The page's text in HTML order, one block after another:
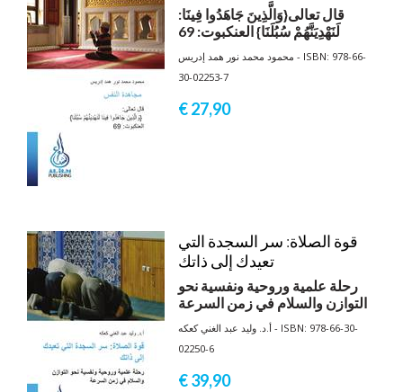
:قال تعالى{وَالَّذِينَ جَاهَدُوا فِينَا
لَنَهْدِيَنَّهُمْ سُبُلَنَا} العنكبوت: 69
محمود محمد نور همد إدريس - ISBN: 978-66-
30-02253-7
€ 27,90
قوة الصلاة: سر السجدة التي
تعيدك إلى ذاتك
رحلة علمية وروحية ونفسية نحو
التوازن والسلام في زمن السرعة
أ.د. وليد عبد الغني كعكه - ISBN: 978-66-30-
02250-6
€ 39,90